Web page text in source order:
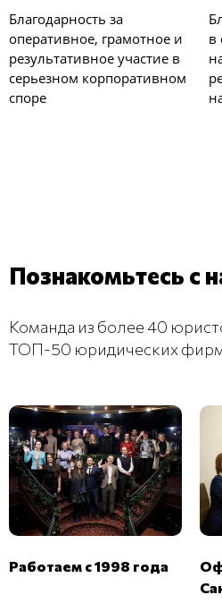
Благодарность за
оперативное, грамотное и
результативное участие в
серьезном корпоративном
споре
в
Познакомьтесь с
Команда из более 40
ТОП-50 юридических
Работаем с 1998 года